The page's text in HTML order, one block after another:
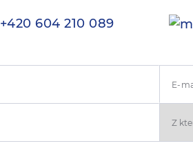
+420 604 210 089
E-